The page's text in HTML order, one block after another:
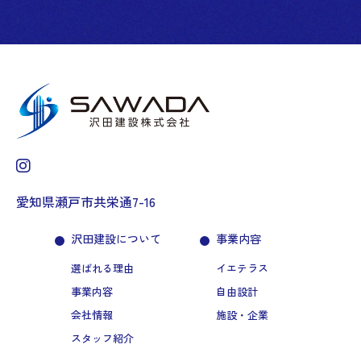
愛知県瀬戸市共栄通7-16
沢田建設について
選ばれる理由
事業内容
会社情報
スタッフ紹介
事業内容
イエテラス
自由設計
施設・企業